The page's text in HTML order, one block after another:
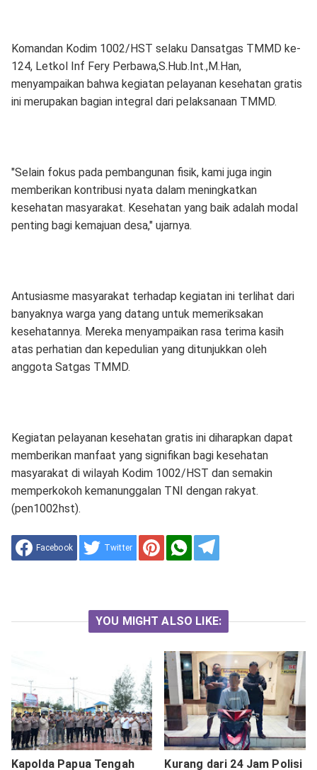
Komandan Kodim 1002/HST selaku Dansatgas TMMD ke-
124, Letkol Inf Fery Perbawa,S.Hub.Int.,M.Han,
menyampaikan bahwa kegiatan pelayanan kesehatan gratis
ini merupakan bagian integral dari pelaksanaan TMMD.
"Selain fokus pada pembangunan fisik, kami juga ingin
memberikan kontribusi nyata dalam meningkatkan
kesehatan masyarakat. Kesehatan yang baik adalah modal
penting bagi kemajuan desa," ujarnya.
Antusiasme masyarakat terhadap kegiatan ini terlihat dari
banyaknya warga yang datang untuk memeriksakan
kesehatannya. Mereka menyampaikan rasa terima kasih
atas perhatian dan kepedulian yang ditunjukkan oleh
anggota Satgas TMMD.
Kegiatan pelayanan kesehatan gratis ini diharapkan dapat
memberikan manfaat yang signifikan bagi kesehatan
masyarakat di wilayah Kodim 1002/HST dan semakin
memperkokoh kemanunggalan TNI dengan rakyat.
(pen1002hst).
Facebook Twitter
YOU MIGHT ALSO LIKE:
Kapolda Papua Tengah Kurang dari 24 Jam Polisi